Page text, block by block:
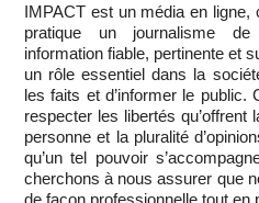
IMPACT est un média en ligne,
pratique un journalisme
information fiable, pertinente et
un rôle essentiel dans la
les faits et d’informer le public.
respecter les libertés
personne et la pluralité
qu’un tel pouvoir
cherchons à nous assurer que
de façon professionnelle,tout en